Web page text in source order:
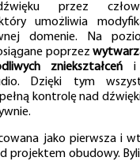
przez
umożliwia
domenie. Na
poprzez
zniekształceń i
Dzięki tym
kontrolę nad
jako pierwsza i
projektem obudowy.